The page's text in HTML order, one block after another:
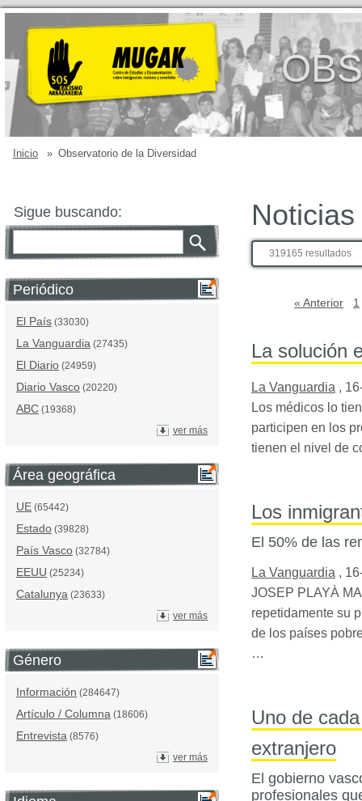
Inicio » Observatorio de la Diversidad
Sigue buscando:
Periódico
El País (33030)
La Vanguardia (27435)
El Diario (24959)
Diario Vasco (20220)
ABC (19368)
ver más
Área geográfica
UE (65442)
Estado (39828)
País Vasco (32784)
EEUU (25234)
Catalunya (23633)
ver más
Género
Información (284647)
Artículo / Columna (18606)
Entrevista (8576)
ver más
Noticias
319165 resultados
« Anterior 1
La solución
La Vanguardia ,
Los médicos lo
participen en los
tienen el nivel de
Los
El 50% de las
La Vanguardia ,
JOSEP PLAYÀ
repetidamente su
de los países
…
Uno de
extranjero
El gobierno
profesionales